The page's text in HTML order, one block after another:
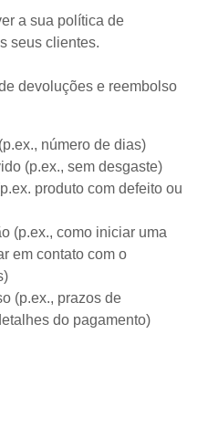
a sua política de
seus clientes.
devoluções e reembolso
número de dias)
(p.ex., sem desgaste)
produto com defeito ou
(p.ex., como iniciar uma
em contato com o
(p.ex., prazos de
do pagamento)